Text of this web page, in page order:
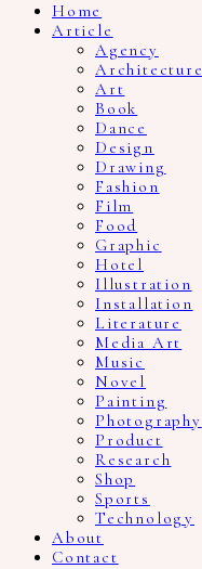
Home
Article
Agency
Architecture
Art
Book
Dance
Design
Drawing
Fashion
Film
Food
Graphic
Hotel
Illustration
Installation
Literature
Media Art
Music
Novel
Painting
Photography
Product
Research
Shop
Sports
Technology
About
Contact